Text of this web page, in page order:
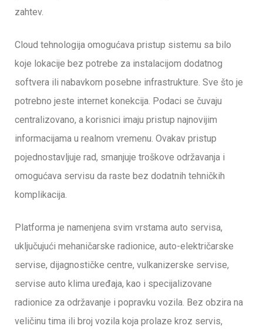
zahtev.
Cloud tehnologija omogućava pristup sistemu sa bilo
koje lokacije bez potrebe za instalacijom dodatnog
softvera ili nabavkom posebne infrastrukture. Sve što je
potrebno jeste internet konekcija. Podaci se čuvaju
centralizovano, a korisnici imaju pristup najnovijim
informacijama u realnom vremenu. Ovakav pristup
pojednostavljuje rad, smanjuje troškove održavanja i
omogućava servisu da raste bez dodatnih tehničkih
komplikacija.
Platforma je namenjena svim vrstama auto servisa,
uključujući mehaničarske radionice, auto-električarske
servise, dijagnostičke centre, vulkanizerske servise,
servise auto klima uređaja, kao i specijalizovane
radionice za održavanje i popravku vozila. Bez obzira na
veličinu tima ili broj vozila koja prolaze kroz servis,